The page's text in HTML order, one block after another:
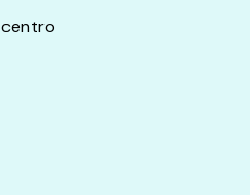
centro